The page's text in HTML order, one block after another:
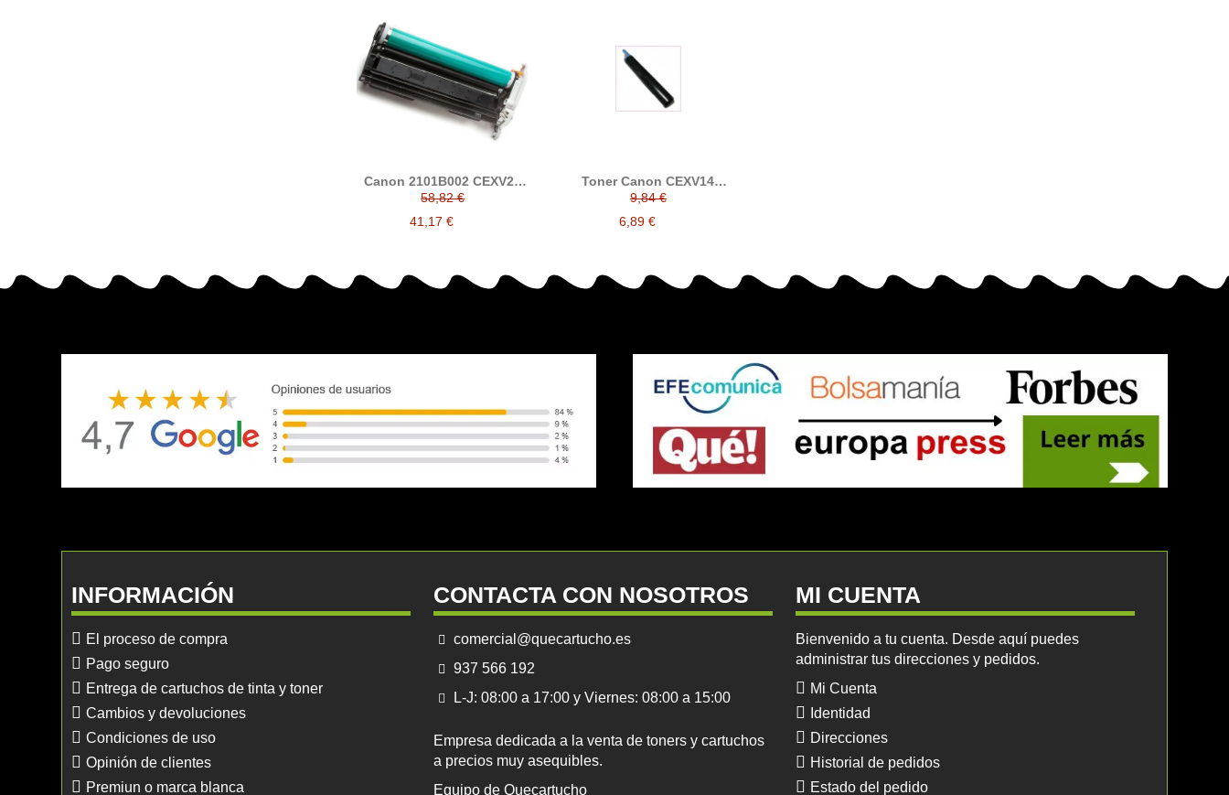
Canon 2101B002 CEXV23
tambor compatible
58,82 €
41,17 €
Toner Canon CEXV14
compatible con 0384B002 (
2 unidad )
9,84 €
6,89 €
INFORMACIÓN
El proceso de compra
Pago seguro
Entrega de cartuchos de tinta y toner
Cambios y devoluciones
Condiciones de uso
Opinión de clientes
Premiun o marca blanca
CONTACTA CON NOSOTROS
comercial@quecartucho.es
937 566 192
L-J: 08:00 a 17:00 y Viernes: 08:00 a 15:00
Empresa dedicada a la venta de toners y cartuchos
a precios muy asequibles.
Equipo de Quecartucho
MI CUENTA
Bienvenido a tu cuenta. Desde aquí puedes
administrar tus direcciones y pedidos.
Mi Cuenta
Identidad
Direcciones
Historial de pedidos
Estado del pedido